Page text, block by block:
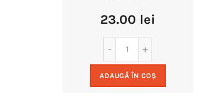
23.00 lei
ADAUGĂ ÎN COȘ